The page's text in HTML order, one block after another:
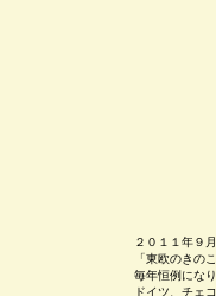
２０１１年９
「東欧のきの
毎年恒例にな
ドイツ、チェ